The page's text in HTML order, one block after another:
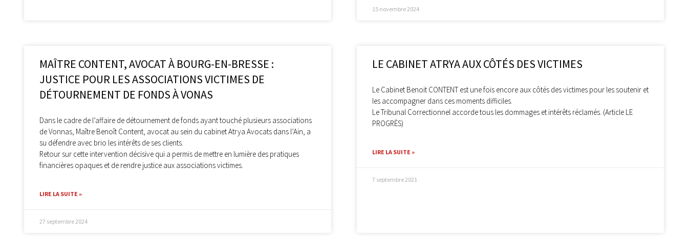
15 novembre 2024
MAÎTRE CONTENT, AVOCAT À BOURG-EN-BRESSE :
JUSTICE POUR LES ASSOCIATIONS VICTIMES DE
DÉTOURNEMENT DE FONDS À VONAS
Dans le cadre de l’affaire de détournement de fonds ayant touché plusieurs associations
de Vonnas, Maître Benoît Content, avocat au sein du cabinet Atrya Avocats dans l’Ain, a
su défendre avec brio les intérêts de ses clients.
Retour sur cette intervention décisive qui a permis de mettre en lumière des pratiques
financières opaques et de rendre justice aux associations victimes.
LIRE LA SUITE »
27 septembre 2024
LE CABINET ATRYA AUX CÔTÉS DES VICTIMES
Le Cabinet Benoit CONTENT est une fois encore aux côtés des victimes pour les soutenir et
les accompagner dans ces moments difficiles.
Le Tribunal Correctionnel accorde tous les dommages et intérêts réclamés. (Article LE
PROGRÈS)
LIRE LA SUITE »
7 septembre 2021